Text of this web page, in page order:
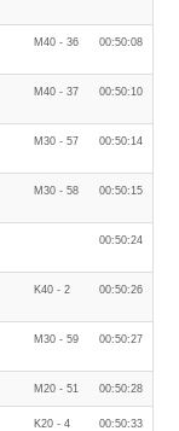
M40 - 36 00:50:08
M40 - 37 00:50:10
M30 - 57 00:50:14
M30 - 58 00:50:15
00:50:24
K40 - 2 00:50:26
M30 - 59 00:50:27
M20 - 51 00:50:28
K20 - 4 00:50:33